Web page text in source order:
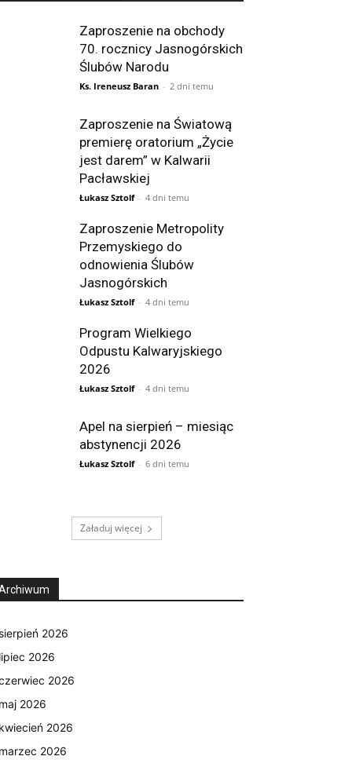
Zaproszenie na obchody
70. rocznicy Jasnogórskich
Ślubów Narodu
Ks. Ireneusz Baran - 2 dni temu
Zaproszenie na Światową
premierę oratorium „Życie
jest darem” w Kalwarii
Pacławskiej
Łukasz Sztolf - 4 dni temu
Zaproszenie Metropolity
Przemyskiego do
odnowienia Ślubów
Jasnogórskich
Łukasz Sztolf - 4 dni temu
Program Wielkiego
Odpustu Kalwaryjskiego
2026
Łukasz Sztolf - 4 dni temu
Apel na sierpień – miesiąc
abstynencji 2026
Łukasz Sztolf - 6 dni temu
Załaduj więcej
sierpień 2026
lipiec 2026
2026
maj 2026
kwiecień 2026
marzec 2026